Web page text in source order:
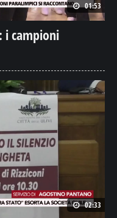
01:53
i campioni
02:33